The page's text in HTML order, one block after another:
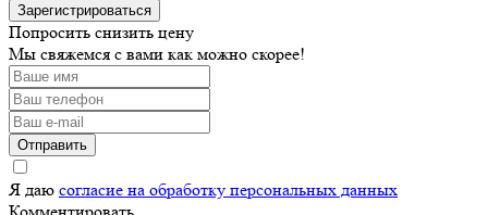
Зарегистрироваться
Попросить снизить цену
Мы свяжемся с вами как можно скорее!
Отправить
Я даю согласие на обработку персональных данных